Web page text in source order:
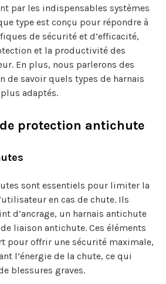
par les indispensables systèmes
type est conçu pour répondre à
de sécurité et d’efficacité,
et la productivité des
En plus, nous parlerons des
de savoir quels types de harnais
adaptés.
protection antichute
sont essentiels pour limiter la
en cas de chute. Ils
d’ancrage, un harnais antichute
liaison antichute. Ces éléments
pour offrir une sécurité maximale,
l’énergie de la chute, ce qui
blessures graves.